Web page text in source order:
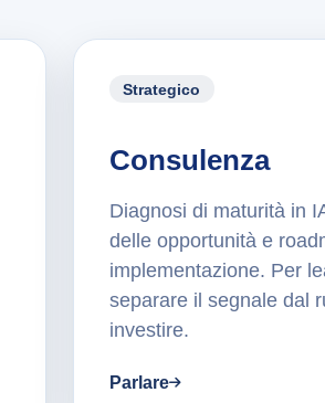
Strategico
Consulenza
Diagnosi di maturità in
delle opportunità e
implementazione. Per
separare il segnale dal
investire.
Parlare